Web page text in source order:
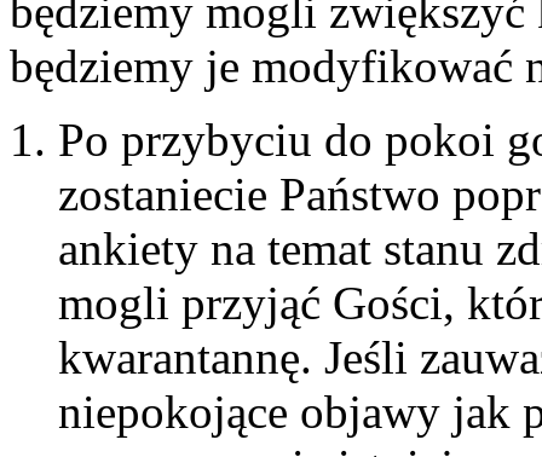
będziemy mogli
będziemy je modyfikować
Po przybyciu do pokoi
zostaniecie Państwo
ankiety na temat stanu
mogli przyjąć Gości,
kwarantannę. Jeśli
niepokojące objawy jak